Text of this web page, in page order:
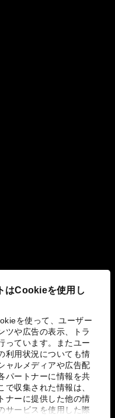
はCookieを使用し
を使って、ユーザー
ツや広告の表示、トラ
っています。またユー
利用状況についても情
ャルメディアや広告配
パートナーに情報を共
で収集された情報は、
ナーに提供した他の情
サービスを使用した際